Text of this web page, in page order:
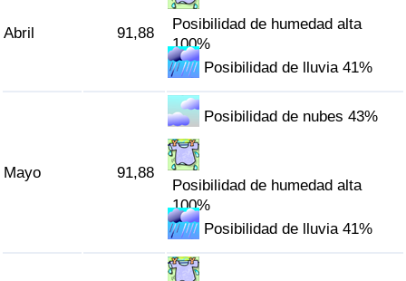
Abril 91,88
Posibilidad de humedad alta
100%
Posibilidad de lluvia 41%
Mayo 91,88
Posibilidad de nubes 43%
Posibilidad de humedad alta
100%
Posibilidad de lluvia 41%
Índice de Tráfico
Índice de Tráfico (Actual)
Índice de Tráfico por País